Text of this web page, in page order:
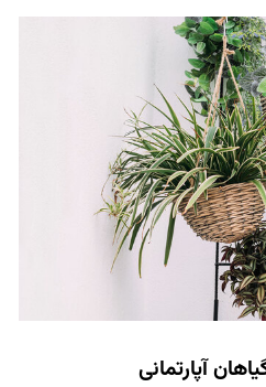
آپارتمانی